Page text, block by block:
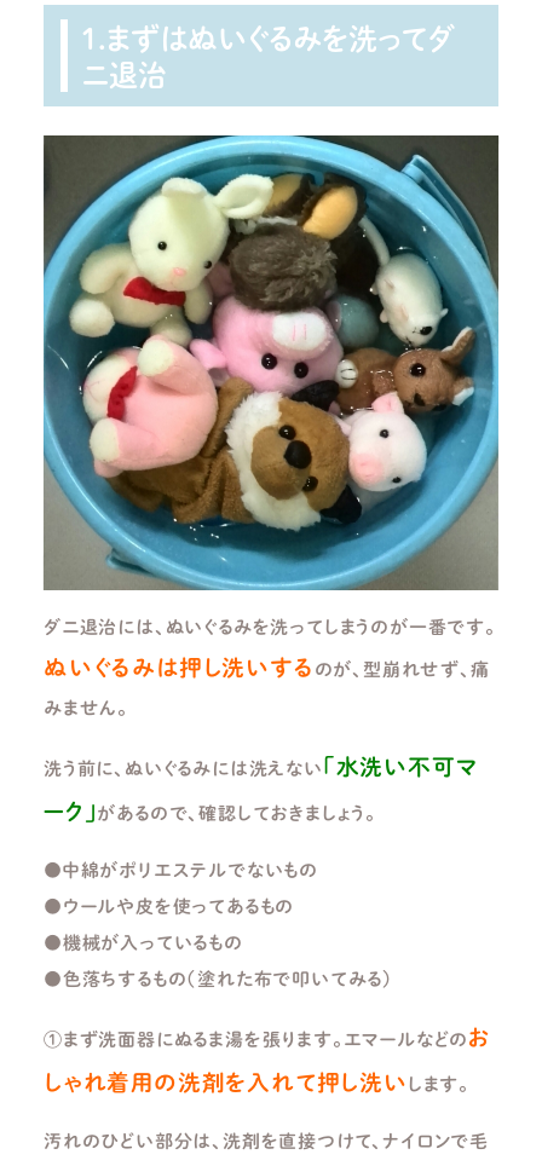
1.まずはぬいぐるみを洗ってダ
ニ退治
ダニ退治には、ぬいぐるみを洗ってしまうのが一番です。
ぬいぐるみは押し洗いする のが、型崩れせず、痛
みません。
洗う前に、ぬいぐるみには洗えない 「水洗い不可マ
ーク」があるので、確認しておきましょう。
●中綿がポリエステルでないもの
●ウールや皮を使ってあるもの
●機械が入っているもの
●色落ちするもの（塗れた布で叩いてみる）
①まず洗面器にぬるま湯を張ります。エマールなどのお
しゃれ着用の洗剤を入れて押し洗いします。
汚れのひどい部分は、洗剤を直接つけて、ナイロンで毛